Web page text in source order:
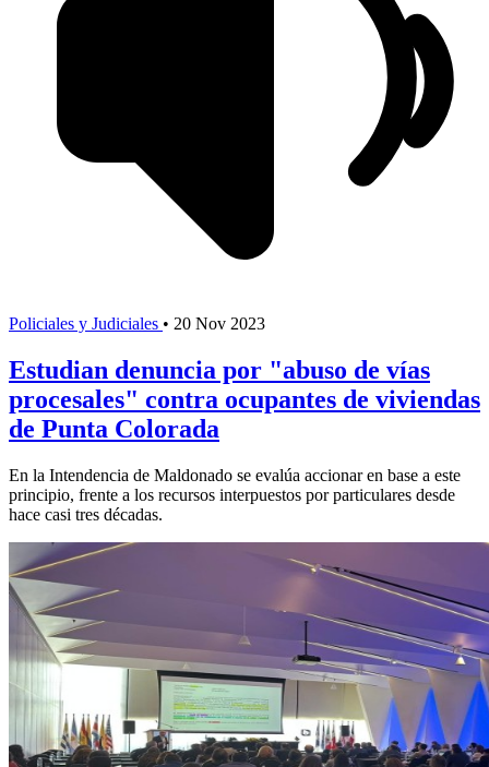
Policiales y Judiciales • 20 Nov 2023
Estudian denuncia por "abuso de vías
procesales" contra ocupantes de viviendas
de Punta Colorada
En la Intendencia de Maldonado se evalúa accionar en base a este
principio, frente a los recursos interpuestos por particulares desde
hace casi tres décadas.